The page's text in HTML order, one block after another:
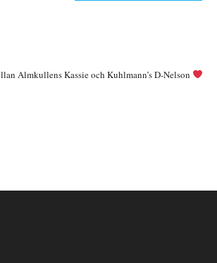
Almkullens Kassie och Kuhlmann’s D-Nelson